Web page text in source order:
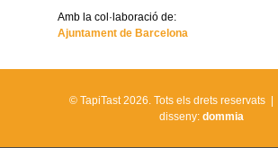
Amb la col·laboració de:
Ajuntament de Barcelona
© TapiTast 2026. Tots els drets reservats |
disseny: dommia